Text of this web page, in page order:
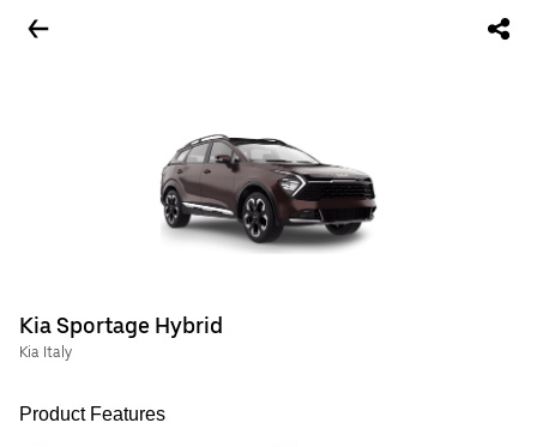
Kia Sportage Hybrid
Kia Italy
Product Features